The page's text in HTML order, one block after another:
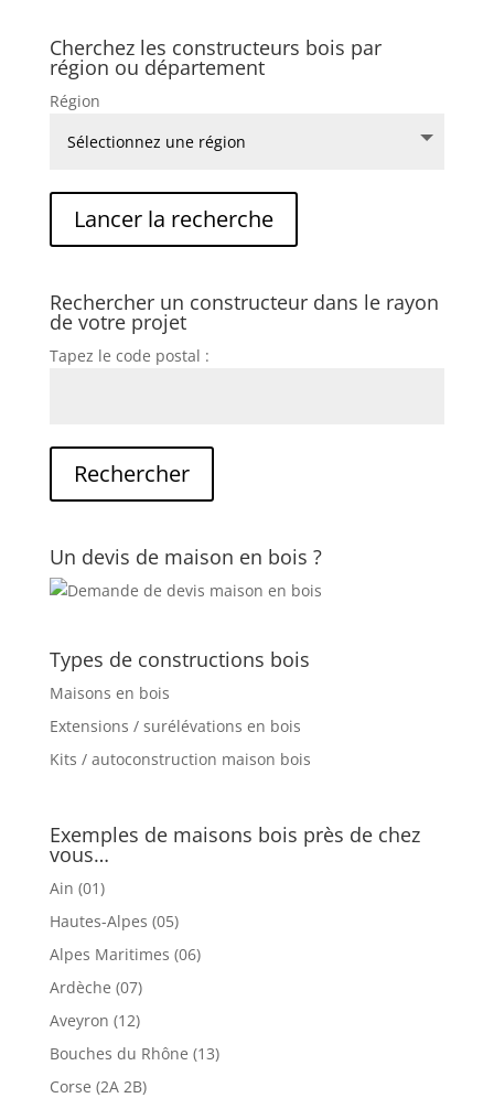
Cherchez les constructeurs bois par
région ou département
Région
Rechercher un constructeur dans le rayon
de votre projet
Tapez le code postal :
Un devis de maison en bois ?
Types de constructions bois
Maisons en bois
Extensions / surélévations en bois
Kits / autoconstruction maison bois
Exemples de maisons bois près de chez
vous…
Ain (01)
Hautes-Alpes (05)
Alpes Maritimes (06)
Ardèche (07)
Aveyron (12)
Bouches du Rhône (13)
Corse (2A 2B)